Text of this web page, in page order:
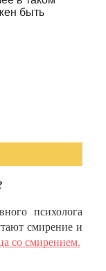
психолога
смирение и
со смирением.
быть